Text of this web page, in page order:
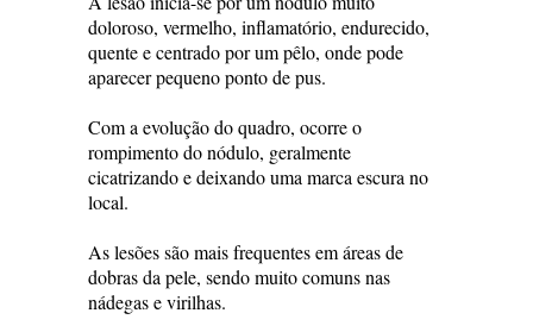
doloroso, vermelho, inflamatório, endurecido,
quente e centrado por um pêlo, onde pode
aparecer pequeno ponto de pus.
Com a evolução do quadro, ocorre o
rompimento do nódulo, geralmente
cicatrizando e deixando uma marca escura no
local.
As lesões são mais frequentes em áreas de
dobras da pele, sendo muito comuns nas
nádegas e virilhas.